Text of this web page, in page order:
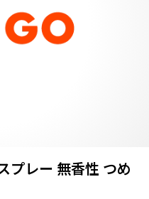
プレー 無香性 つめ